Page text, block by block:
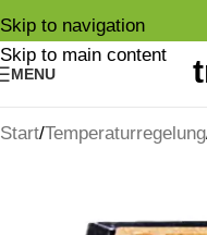
Skip to navigation
Skip to main content
MENU
Start Temperaturregelung